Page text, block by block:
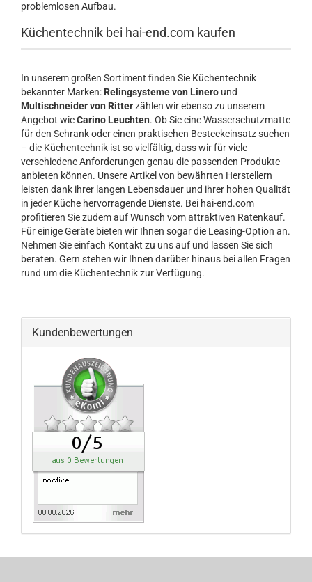
problemlosen Aufbau.
Küchentechnik bei hai-end.com kaufen
In unserem großen Sortiment finden Sie Küchentechnik
bekannter Marken: Relingsysteme von Linero und
Multischneider von Ritterzählen wir ebenso zu unserem
Angebot wieCarino Leuchten. Ob Sie eine Wasserschutzmatte
für den Schrank oder einen praktischen Besteckeinsatz suchen
– die Küchentechnik ist so vielfältig, dass wir für viele
verschiedene Anforderungen genau die passenden Produkte
anbieten können. Unsere Artikel von bewährten Herstellern
leisten dank ihrer langen Lebensdauer und ihrer hohen Qualität
in jeder Küche hervorragende Dienste. Bei hai-end.com
profitieren Sie zudem auf Wunsch vom attraktiven Ratenkauf.
Für einige Geräte bieten wir Ihnen sogar die Leasing-Option an.
Nehmen Sie einfach Kontakt zu uns auf und lassen Sie sich
beraten. Gern stehen wir Ihnen darüber hinaus bei allen Fragen
rund um die Küchentechnik zur Verfügung.
Kundenbewertungen